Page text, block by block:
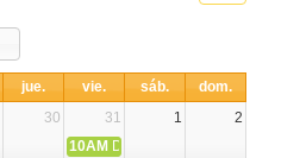
jue. vie. sáb.
dom.
30 31 1
2
10AM DIA NACIONAL DE LA